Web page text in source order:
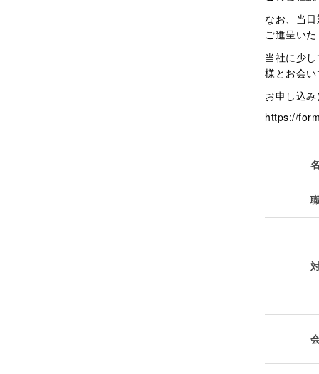
なお、当
ご進呈い
当社に少
様とお会
お申し込
https://